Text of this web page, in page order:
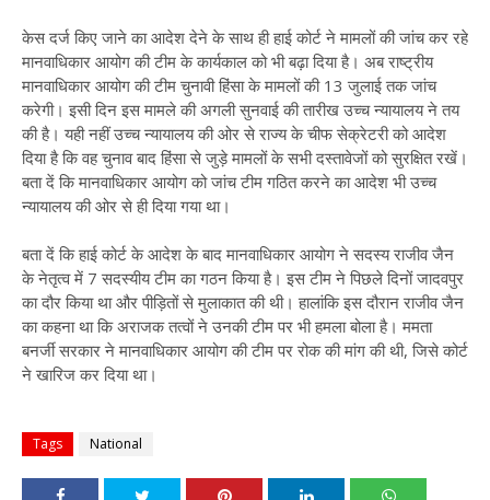
केस दर्ज किए जाने का आदेश देने के साथ ही हाई कोर्ट ने मामलों की जांच कर रहे
मानवाधिकार आयोग की टीम के कार्यकाल को भी बढ़ा दिया है। अब राष्ट्रीय
मानवाधिकार आयोग की टीम चुनावी हिंसा के मामलों की 13 जुलाई तक जांच
करेगी। इसी दिन इस मामले की अगली सुनवाई की तारीख उच्च न्यायालय ने तय
की है। यही नहीं उच्च न्यायालय की ओर से राज्य के चीफ सेक्रेटरी को आदेश
दिया है कि वह चुनाव बाद हिंसा से जुड़े मामलों के सभी दस्तावेजों को सुरक्षित रखें।
बता दें कि मानवाधिकार आयोग को जांच टीम गठित करने का आदेश भी उच्च
न्यायालय की ओर से ही दिया गया था।
बता दें कि हाई कोर्ट के आदेश के बाद मानवाधिकार आयोग ने सदस्य राजीव जैन
के नेतृत्व में 7 सदस्यीय टीम का गठन किया है। इस टीम ने पिछले दिनों जादवपुर
का दौर किया था और पीड़ितों से मुलाकात की थी। हालांकि इस दौरान राजीव जैन
का कहना था कि अराजक तत्वों ने उनकी टीम पर भी हमला बोला है। ममता
बनर्जी सरकार ने मानवाधिकार आयोग की टीम पर रोक की मांग की थी, जिसे कोर्ट
ने खारिज कर दिया था।
Tags National